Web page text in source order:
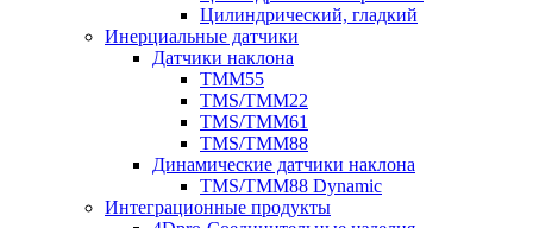
Цилиндрический, гладкий
Инерциальные датчики
Датчики наклона
TMM55
TMS/TMM22
TMS/TMM61
TMS/TMM88
Динамические датчики наклона
TMS/TMM88 Dynamic
Интеграционные продукты